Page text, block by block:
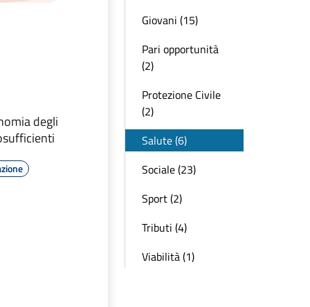
degli
Giovani (15)
Pari opportunità
(2)
Protezione Civile
(2)
Salute (6)
Sociale (23)
Sport (2)
Tributi (4)
Viabilità (1)